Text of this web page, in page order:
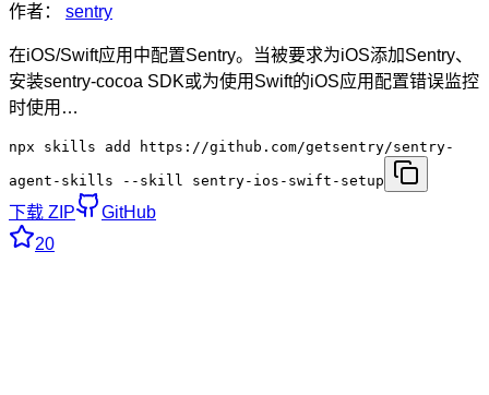
作者： sentry
在iOS/Swift应用中配置Sentry。当被要求为iOS添加Sentry、
安装sentry-cocoa SDK或为使用Swift的iOS应用配置错误监控
时使用…
npx skills add https://github.com/getsentry/sentry-
agent-skills --skill sentry-ios-swift-setup
下载 ZIP
GitHub
20